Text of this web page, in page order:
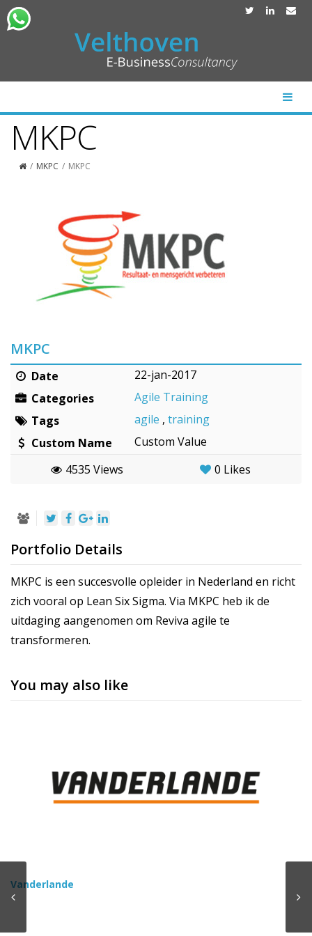
MKPC
/ MKPC / MKPC
MKPC
Date
22-jan-2017
Categories
Agile Training
Tags
agile ,training
Custom Name
Custom Value
0 Likes
4535 Views
Portfolio Details
MKPC is een succesvolle opleider in Nederland en richt
zich vooral op Lean Six Sigma. Via MKPC heb ik de
uitdaging aangenomen om Reviva agile te
transformeren.
You may also like
Vanderlande